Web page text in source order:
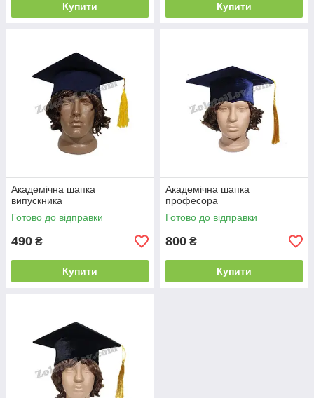
Купити Купити
Академічна шапка
випускника
Готово до відправки
490 ₴
Купити
Академічна шапка
професора
Готово до відправки
800 ₴
Купити